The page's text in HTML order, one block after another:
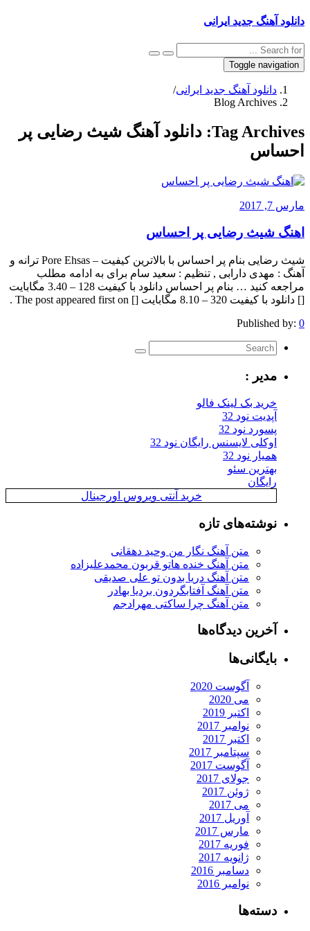
دانلود آهنگ جدید ایرانی
Toggle navigation
دانلود آهنگ جدید ایرانی/
Blog Archives
Tag Archives: دانلود آهنگ شیث رضایی پر
احساس
مارس 7, 2017
اهنگ شیث رضایی پر احساس
شیث رضایی بنام پر احساس با بالاترین کیفیت – Pore Ehsas ترانه و
آهنگ : مهدی دارابی , تنظیم : سعید سام برای به ادامه مطلب
مراجعه کنید … بنام پر احساس دانلود با کیفیت 128 – 3.40 مگابایت
[] دانلود با کیفیت 320 – 8.10 مگابایت [] The post appeared first on .
Published by: 0
مدیر :
خرید بک لینک فالو
آپدیت نود 32
پسورد نود 32
اوکلی لایسنس رایگان نود 32
همیار نود 32
بهترین سئو
رایگان
خرید آنتی ویروس اورجینال
نوشته‌های تازه
متن آهنگ نگار من وحید دهقانی
متن آهنگ خنده هاتو قربون محمدعلیزاده
متن آهنگ دریا بدون تو علی صدیقی
متن آهنگ آفتابگردون بردیا بهادر
متن آهنگ چرا ساکتی مهرادجم
آخرین دیدگاه‌ها
بایگانی‌ها
آگوست 2020
می 2020
اکتبر 2019
نوامبر 2017
اکتبر 2017
سپتامبر 2017
آگوست 2017
جولای 2017
ژوئن 2017
می 2017
آوریل 2017
مارس 2017
فوریه 2017
ژانویه 2017
دسامبر 2016
نوامبر 2016
دسته‌ها